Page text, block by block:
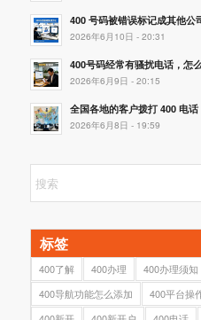
400 号码被错误标记成其他公
2026年6月10日 - 20:31
400号码经常有骚扰电话，怎
2026年6月9日 - 20:15
全国各地的客户拨打 400 电
2026年6月8日 - 19:59
标签
400了解 400办理 400办理须知
400导航功能怎么添加
400平台操